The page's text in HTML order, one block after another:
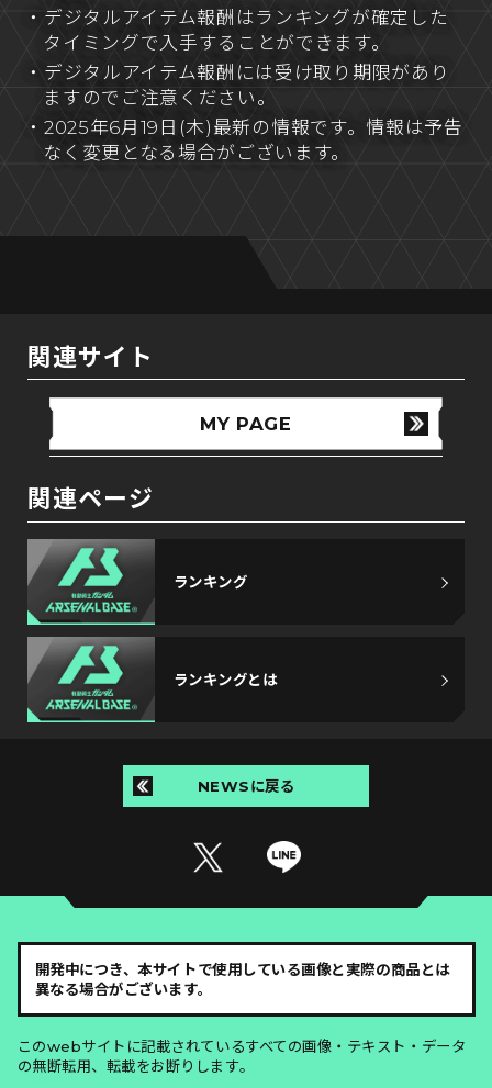
・デジタルアイテム報酬はランキングが確定した
タイミングで入手することができます。
・デジタルアイテム報酬には受け取り期限があり
ますのでご注意ください。
・2025年6月19日(木)最新の情報です。情報は予告
なく変更となる場合がございます。
関連サイト
MY PAGE
関連ページ
ランキング
ランキングとは
NEWSに戻る
開発中につき、本サイトで使用している画像と実際の商品とは
異なる場合がございます。
このwebサイトに記載されているすべての画像・テキスト・データ
の無断転用、転載をお断りします。